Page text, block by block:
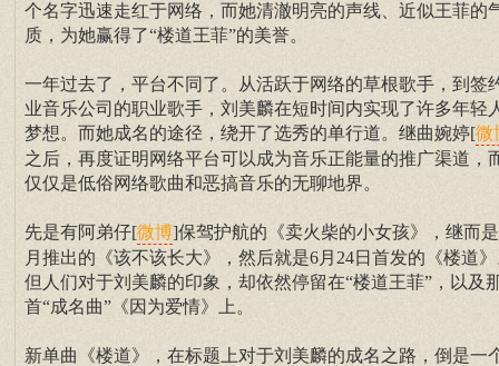
个名字迅速走红于网络，而她清澈明亮的声线、近似王菲的
质，为她赢得了“楼道王菲”的美誉。
一年过去了，平台不同了。从活跃于网络的草根歌手，到签
业音乐公司的职业歌手，刘美麟在短时间内实现了许多年轻
梦想。而她成名的途径，绕开了选秀的单行道。继曲婉婷[微
之后，再度证明网络平台可以成为音乐正能量的推广渠道，
仅仅是低俗网络歌曲和恶搞音乐的无聊地界。
先是有阿弟仔[微博]保驾护航的《卖火柴的小女孩》，继而
月推出的《该不该长大》，然后就是6月24日首发的《楼道
但人们对于刘美麟的印象，却依然停留在“楼道王菲”，以及
首“成名曲”《因为爱情》上。
新单曲《楼道》，在标题上对于刘美麟的成名之路，倒是一